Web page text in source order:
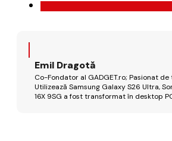
Emil Dragotă
Co-Fondator al GADGET.ro; Pasionat
Utilizează Samsung Galaxy S26 Ultra,
16X 9SG a fost transformat în desktop